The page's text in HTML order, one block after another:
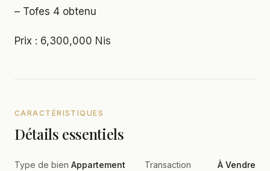
– Tofes 4 obtenu
Prix : 6,300,000 Nis
CARACTÉRISTIQUES
Détails essentiels
Type de bien Appartement Transaction À Vendre